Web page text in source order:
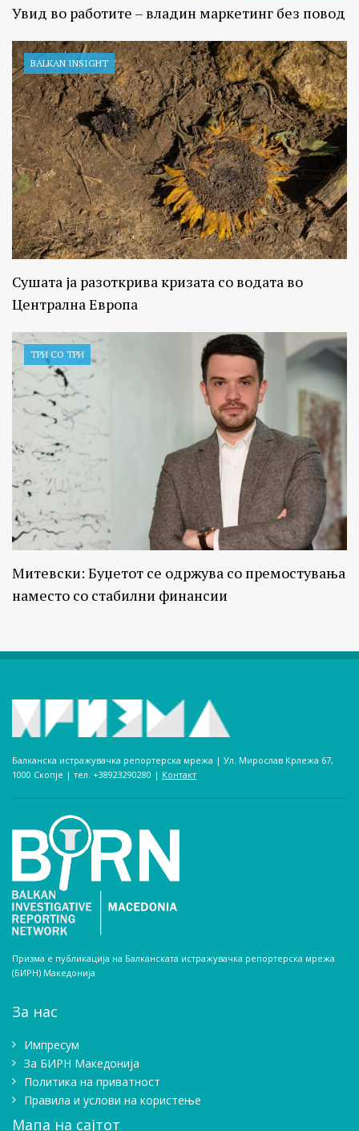
Увид во работите – владин маркетинг без повод
BALKAN INSIGHT
Сушата ја разоткрива кризата со водата во
Централна Европа
ТРИ СО ТРИ
Митевски: Буџетот се одржува со премостувања
наместо со стабилни финансии
Балканска истражувачка репортерска мрежа | Ул. Мирослав Крлежа 67,
1000 Скопје | тел. +38923290280­ | Контакт
Призма е публикација на Балканската истражувачка репортерска мрежа
(БИРН) Македонија
За нас
Импресум
Зa БИРН Македонија
Политика на приватност
Правила и услови на користење
Мапа на сајтот